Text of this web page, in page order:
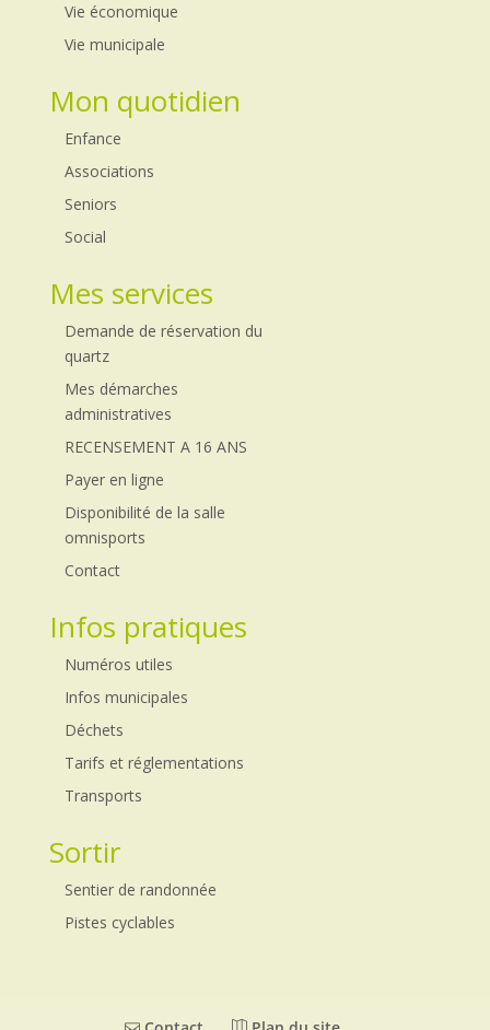
Vie économique
Vie municipale
Mon quotidien
Enfance
Associations
Seniors
Social
Mes services
Demande de réservation du
quartz
Mes démarches
administratives
RECENSEMENT A 16 ANS
Payer en ligne
Disponibilité de la salle
omnisports
Contact
Infos pratiques
Numéros utiles
Infos municipales
Déchets
Tarifs et réglementations
Transports
Sortir
Sentier de randonnée
Pistes cyclables